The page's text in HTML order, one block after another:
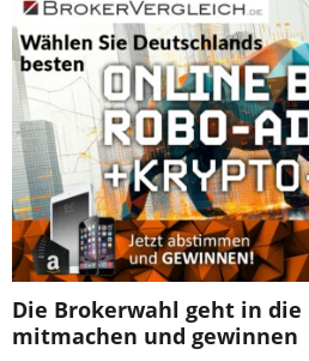
Die Brokerwahl geht in die
mitmachen und gewinnen